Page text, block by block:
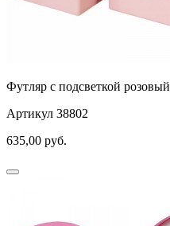
Футляр с подсветкой розовый
Артикул 38802
635,00 руб.